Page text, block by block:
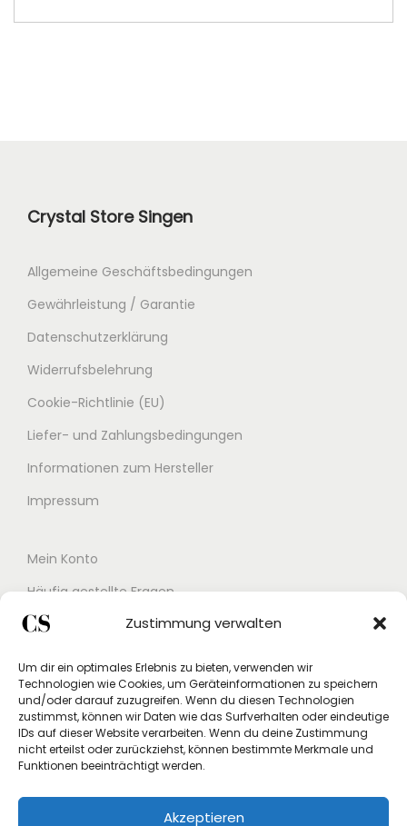
Zustimmung verwalten
Um dir ein optimales Erlebnis zu bieten, verwenden wir
Technologien wie Cookies, um Geräteinformationen zu speichern
und/oder darauf zuzugreifen. Wenn du diesen Technologien
zustimmst, können wir Daten wie das Surfverhalten oder eindeutige
IDs auf dieser Website verarbeiten. Wenn du deine Zustimmung
nicht erteilst oder zurückziehst, können bestimmte Merkmale und
Funktionen beeinträchtigt werden.
Akzeptieren
Crystal Store Singen
Allgemeine Geschäftsbedingungen
Gewährleistung / Garantie
Datenschutzerklärung
Widerrufsbelehrung
Cookie-Richtlinie (EU)
Liefer- und Zahlungsbedingungen
Informationen zum Hersteller
Impressum
Mein Konto
Häufig gestellte Fragen
Kontakt
Studex App
Einverständniserklärung
Rücksendung beantragen